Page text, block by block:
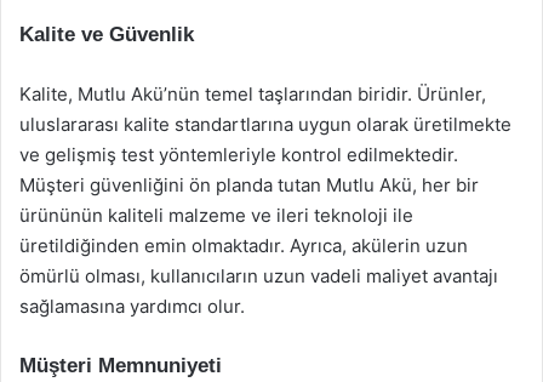
Kalite ve Güvenlik
Kalite, Mutlu Akü’nün temel taşlarından biridir. Ürünler,
uluslararası kalite standartlarına uygun olarak üretilmekte
ve gelişmiş test yöntemleriyle kontrol edilmektedir.
Müşteri güvenliğini ön planda tutan Mutlu Akü, her bir
ürününün kaliteli malzeme ve ileri teknoloji ile
üretildiğinden emin olmaktadır. Ayrıca, akülerin uzun
ömürlü olması, kullanıcıların uzun vadeli maliyet avantajı
sağlamasına yardımcı olur.
Müşteri Memnuniyeti